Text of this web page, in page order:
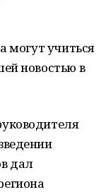
могут учиться
новостью в
дал